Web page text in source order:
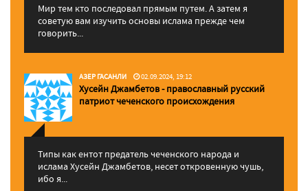
Мир тем кто последовал прямым путем. А затем я
советую вам изучить основы ислама прежде чем
говорить...
АЗЕР ГАСАНЛИ 02.09.2024, 19:12
Хусейн Джамбетов - православный русский
патриот чеченского происхождения
Типы как ентот предатель чеченского народа и
ислама Хусейн Джамбетов, несет откровенную чушь,
ибо я...